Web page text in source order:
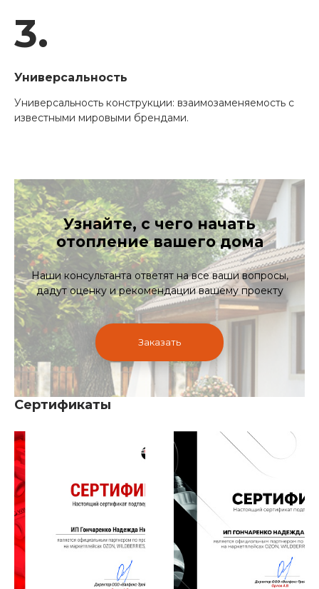
3.
Универсальность
Универсальность конструкции: взаимозаменяемость с
известными мировыми брендами.
Узнайте, с чего начать
отопление вашего дома
Наши консультанта ответят на все ваши вопросы,
дадут оценку и рекомендации вашему проекту
Заказать
Сертификаты